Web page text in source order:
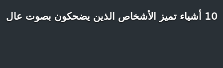
10 أشياء تميز الأشخاص الذين يضحكون بصوت عال